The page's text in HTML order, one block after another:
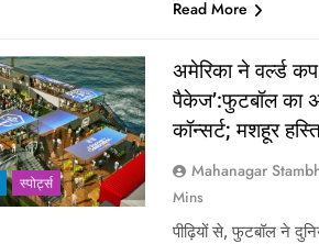
Read More
‎स्पोर्ट्स
अमेरिका ने वर्ल्ड
पैकेज’:फुटबॉल का
कॉन्सर्ट; मशहूर
Mahanagar
Mins
पीढ़ियों से, फुटबॉल ने